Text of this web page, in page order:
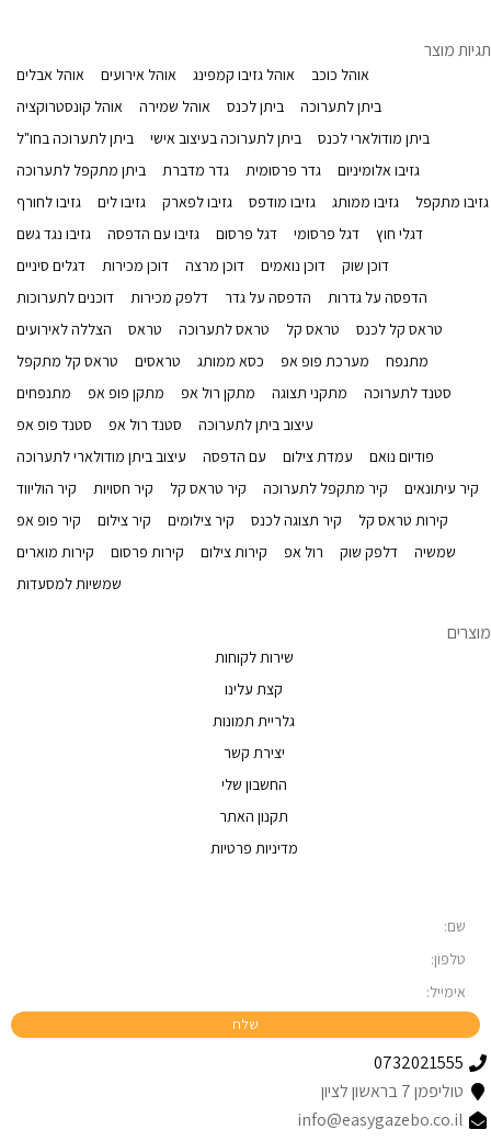
תגיות מוצר
אוהל אבלים אוהל אירועים אוהל גזיבו קמפינג
אוהל כוכב
אוהל קונסטרוקציה
אוהל שמירה ביתן לכנס
ביתן לתערוכה
ביתן לתערוכה בחו"ל
ביתן לתערוכה בעיצוב אישי
ביתן מודולארי לכנס
ביתן מתקפל לתערוכה
גדר מדברת גדר פרסומית
גזיבו אלומיניום
גזיבו לחורף
גזיבו לים גזיבו לפארק גזיבו מודפס גזיבו ממותג
גזיבו מתקפל
גזיבו נגד גשם
גזיבו עם הדפסה דגל פרסום דגל פרסומי
דגלי חוץ
דגלים סיניים
דוכן מכירות דוכן מרצה דוכן נואמים
דוכן שוק
דוכנים לתערוכות
דלפק מכירות הדפסה על גדר
הדפסה על גדרות
הצללה לאירועים
טראס טראס לתערוכה טראס קל
טראס קל לכנס
טראס קל מתקפל
טראסים כסא ממותג מערכת פופ אפ
מתנפח
מתנפחים
מתקן פופ אפ מתקן רול אפ מתקני תצוגה
סטנד לתערוכה
סטנד פופ אפ
סטנד רול אפ
עיצוב ביתן לתערוכה
עיצוב ביתן מודולארי לתערוכה
עם הדפסה עמדת צילום
פודיום נואם
קיר הוליווד
קיר חסויות קיר טראס קל קיר מתקפל לתערוכה
קיר עיתונאים
קיר פופ אפ
קיר צילום קיר צילומים קיר תצוגה לכנס
קירות טראס קל
קירות מוארים
קירות פרסום קירות צילום רול אפ דלפק שוק
שמשיה
שמשיות למסעדות
מוצרים
שירות לקוחות
קצת עלינו
גלריית תמונות
יצירת קשר
החשבון שלי
תקנון האתר
מדיניות פרטיות
0732021555
טוליפמן 7 בראשון לציון
info@easygazebo.co.il